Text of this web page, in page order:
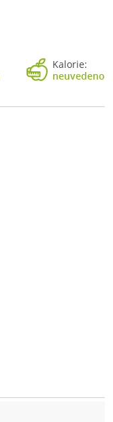
Kalorie:
neuvedeno